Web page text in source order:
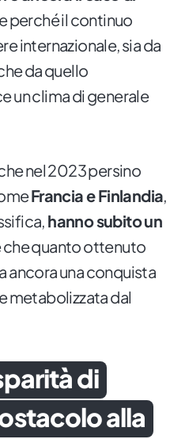
perché il continuo
internazionale, sia da
da quello
un clima di generale
nel 2023 persino
Francia e Finlandia,
hanno subito un
che quanto ottenuto
ancora una conquista
metabolizzata dal
di
alla